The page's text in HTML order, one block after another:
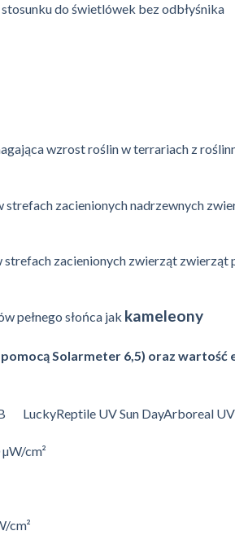
do świetlówek bez odbłyśnika
wzrost roślin w terrariach z
zacienionych nadrzewnych
zacienionych zwierząt zwierząt
pełnego słońca jak kameleony
Solarmeter 6,5) oraz wartość
UV Sun DayArboreal